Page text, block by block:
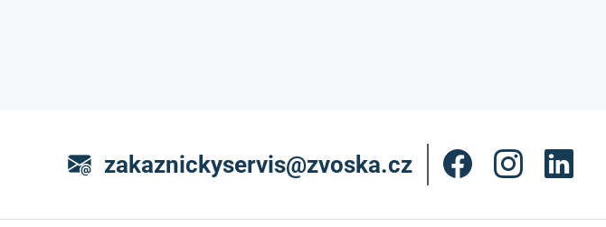
zakaznickyservis@zvoska.cz